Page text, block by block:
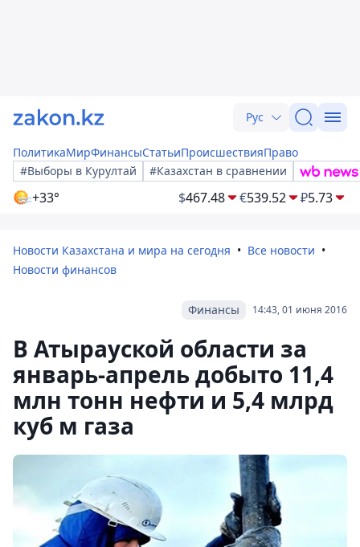
Рус
ПолитикаМирФинансыСтатьиПроисшествияПраво
#Выборы в Курултай
#Казахстан в сравнении
+33° $467.48 €539.52 ₽5.73
Новости Казахстана и мира на сегодня
Все новости
Новости финансов
14:43, 01 июня 2016
Финансы
В Атырауской области за
январь-апрель добыто 11,4
млн тонн нефти и 5,4 млрд
куб м газа